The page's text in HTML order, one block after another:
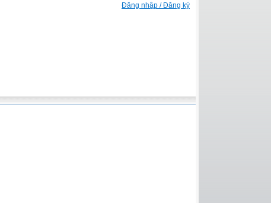
Đăng nhập / Đăng ký